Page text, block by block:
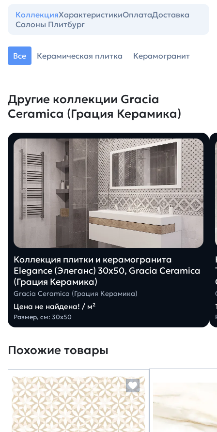
КоллекцияХарактеристикиОплатаДоставка
Салоны Плитбург
Все Керамическая плитка Керамогранит
Другие коллекции Gracia
Ceramica (Грация Керамика)
Коллекция плитки и керамогранита
Elegance (Элеганс) 30х50, Gracia Ceramica
(Грация Керамика)
Gracia Ceramica (Грация Керамика)
Цена не найдена! / м²
Размер, см: 30х50
Похожие товары